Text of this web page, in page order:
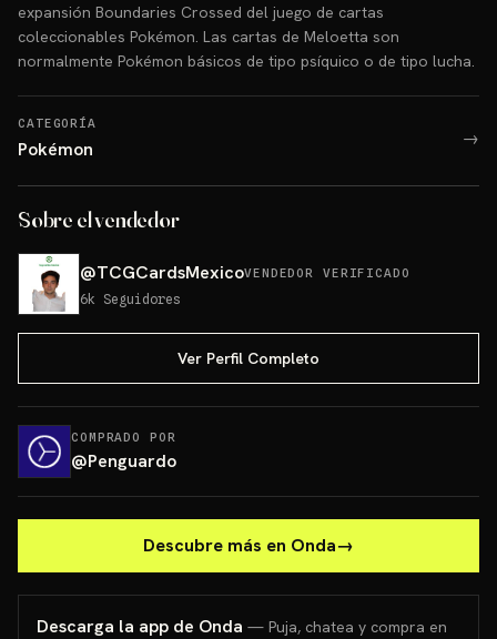
expansión Boundaries Crossed del juego de cartas
coleccionables Pokémon. Las cartas de Meloetta son
normalmente Pokémon básicos de tipo psíquico o de tipo lucha.
CATEGORÍA
Pokémon →
Sobre el vendedor
@TCGCardsMexicoVENDEDOR VERIFICADO
6k Seguidores
Ver Perfil Completo
COMPRADO POR
@Penguardo
Descubre más en Onda→
Descarga la app de Onda — Puja, chatea y compra en